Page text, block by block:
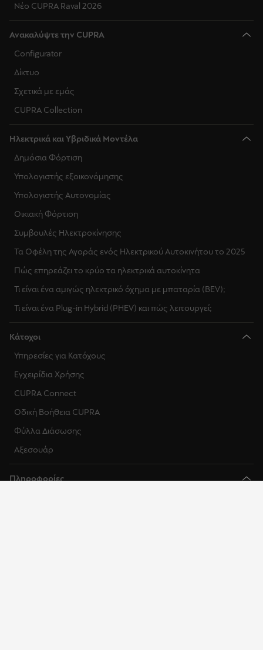
Νέο CUPRA Raval 2026
Ανακαλύψτε την CUPRA
Configurator
Δίκτυο
Σχετικά με εμάς
CUPRA Collection
Ηλεκτρικά και Υβριδικά Μοντέλα
Δημόσια Φόρτιση
Υπολογιστής εξοικονόμησης
Υπολογιστής Αυτονομίας
Οικιακή Φόρτιση
Συμβουλές Ηλεκτροκίνησης
Τα Οφέλη της Αγοράς ενός Ηλεκτρικού Αυτοκινήτου το 2025
Πώς επηρεάζει το κρύο τα ηλεκτρικά αυτοκίνητα
Τι είναι ένα αμιγώς ηλεκτρικό όχημα με μπαταρία (BEV);
Τι είναι ένα Plug-in Hybrid (PHEV) και πώς λειτουργεί;
Κάτοχοι
Υπηρεσίες για Κατόχους
Εγχειρίδια Χρήσης
CUPRA Connect
Οδική Βοήθεια CUPRA
Φύλλα Διάσωσης
Αξεσουάρ
Πληροφορίες